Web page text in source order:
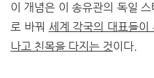
이 개념은 이 송유관의 독일
로 바꿔 세계 각국의 대표들
나고 친목을 다지는 것이다.